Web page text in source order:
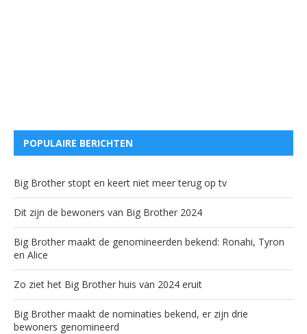
POPULAIRE BERICHTEN
Big Brother stopt en keert niet meer terug op tv
Dit zijn de bewoners van Big Brother 2024
Big Brother maakt de genomineerden bekend: Ronahi, Tyron
en Alice
Zo ziet het Big Brother huis van 2024 eruit
Big Brother maakt de nominaties bekend, er zijn drie
bewoners genomineerd